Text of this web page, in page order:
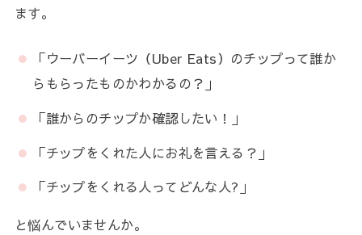
ます。
「ウーバーイーツ（Uber Eats）のチップって誰か
らもらったものかわかるの？」
「誰からのチップか確認したい！」
「チップをくれた人にお礼を言える？」
「チップをくれる人ってどんな人?」
と悩んでいませんか。